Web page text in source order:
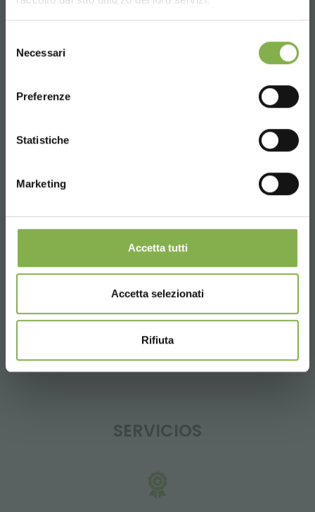
delNecessari
Preferenze
Statistiche
Marketing
Accetta tutti
Accetta selezionati
Rifiuta
Whatsapp
08:30 - 13:00
14:00 - 18:30
+39 0376 960311
SERVICIOS